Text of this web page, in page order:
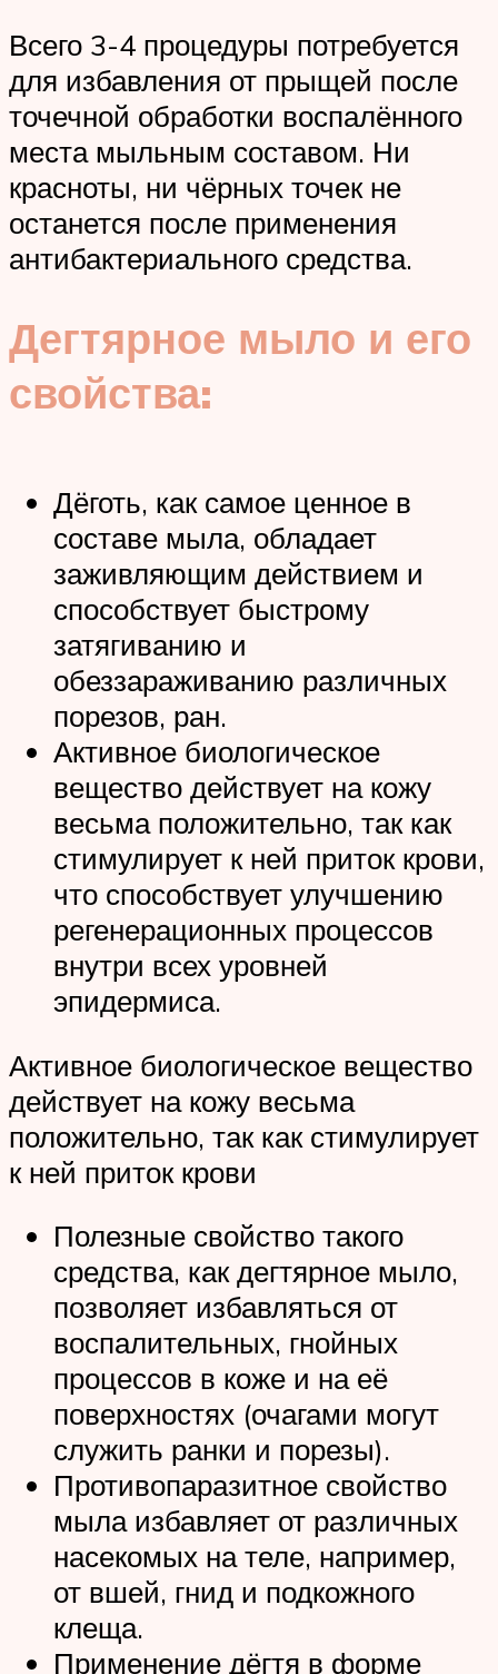
Всего 3-4 процедуры потребуется
для избавления от прыщей после
точечной обработки воспалённого
места мыльным составом. Ни
красноты, ни чёрных точек не
останется после применения
антибактериального средства.
Дегтярное мыло и его
свойства:
Дёготь, как самое ценное в
составе мыла, обладает
заживляющим действием и
способствует быстрому
затягиванию и
обеззараживанию различных
порезов, ран.
Активное биологическое
вещество действует на кожу
весьма положительно, так как
стимулирует к ней приток крови,
что способствует улучшению
регенерационных процессов
внутри всех уровней
эпидермиса.
Активное биологическое вещество
действует на кожу весьма
положительно, так как стимулирует
к ней приток крови
Полезные свойство такого
средства, как дегтярное мыло,
позволяет избавляться от
воспалительных, гнойных
процессов в коже и на её
поверхностях (очагами могут
служить ранки и порезы).
Противопаразитное свойство
мыла избавляет от различных
насекомых на теле, например,
от вшей, гнид и подкожного
клеща.
Применение дёгтя в форме